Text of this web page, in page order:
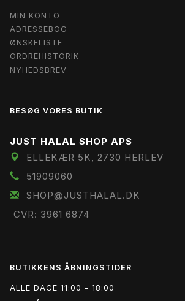
MIN KONTO
ADRESSEBOG
ØNSKELISTE
ORDREHISTORIK
NYHEDSBREV
BESØG VORES BUTIK
JUST HALAL SHOP APS
ELLEKÆR 5K, 2730 HERLEV
51909060
SHOP@JUSTHALAL.DK
CVR: 3961 6874
BUTIKKENS ÅBNINGSTIDER
ALLE DAGE 11:00 - 18:00